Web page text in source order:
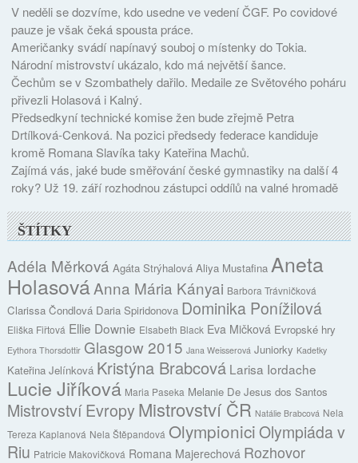
V neděli se dozvíme, kdo usedne ve vedení ČGF. Po covidové
pauze je však čeká spousta práce.
Američanky svádí napínavý souboj o místenky do Tokia.
Národní mistrovství ukázalo, kdo má největší šance.
Čechům se v Szombathely dařilo. Medaile ze Světového poháru
přivezli Holasová i Kalný.
Předsedkyní technické komise žen bude zřejmě Petra
Drtílková-Cenková. Na pozici předsedy federace kandiduje
kromě Romana Slavíka taky Kateřina Machů.
Zajímá vás, jaké bude směřování české gymnastiky na další 4
roky? Už 19. září rozhodnou zástupci oddílů na valné hromadě
ŠTÍTKY
Adéla Měrková Agáta Strýhalová Aliya Mustafina Aneta
HolasováAnna Mária Kányai Barbora Trávničková
Clarissa Čondlová Daria Spiridonova Dominika Ponížilová
Eliška Fiřtová Ellie Downie Elsabeth Black Eva Mičková Evropské hry
Eythora Thorsdottir Glasgow 2015 Jana Weisserová Juniorky Kadetky
Kateřina Jelínková Kristýna Brabcová Larisa Iordache
Lucie Jiříková Maria Paseka Melanie De Jesus dos Santos
Mistrovství Evropy Mistrovství ČR Natálie Brabcová Nela
Tereza Kaplanová Nela Štěpandová OlympioniciOlympiáda v
Riu Patricie Makovičková Romana Majerechová Rozhovor